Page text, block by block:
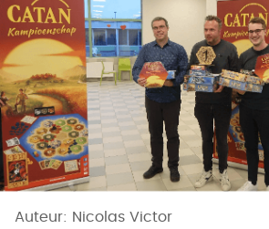
Auteur: Nicolas Victor